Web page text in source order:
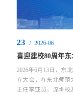
23 / 2026-06
2026年6月13日，东
立大会，在东北师
主任李亚员，深圳校